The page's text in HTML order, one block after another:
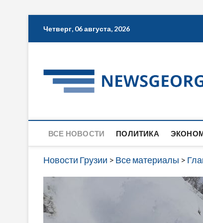
Четверг, 06 августа, 2026
ВСЕ НОВОСТИ ПОЛИТИКА
Новости Грузии > Все материалы >